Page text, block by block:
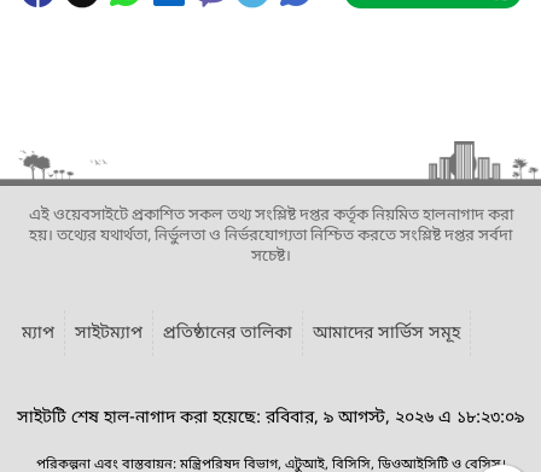
এই ওয়েবসাইটে প্রকাশিত সকল তথ্য সংশ্লিষ্ট দপ্তর কর্তৃক নিয়মিত হালনাগাদ করা
হয়। তথ্যের যথার্থতা, নির্ভুলতা ও নির্ভরযোগ্যতা নিশ্চিত করতে সংশ্লিষ্ট দপ্তর সর্বদা
সচেষ্ট।
ম্যাপ সাইটম্যাপ প্রতিষ্ঠানের তালিকা আমাদের সার্ভিস সমূহ
সাইটটি শেষ হাল-নাগাদ করা হয়েছে: রবিবার, ৯ আগস্ট, ২০২৬ এ ১৮:২৩:০৯
পরিকল্পনা এবং বাস্তবায়ন: মন্ত্রিপরিষদ বিভাগ, এটুআই, বিসিসি, ডিওআইসিটি ও বেসিস।